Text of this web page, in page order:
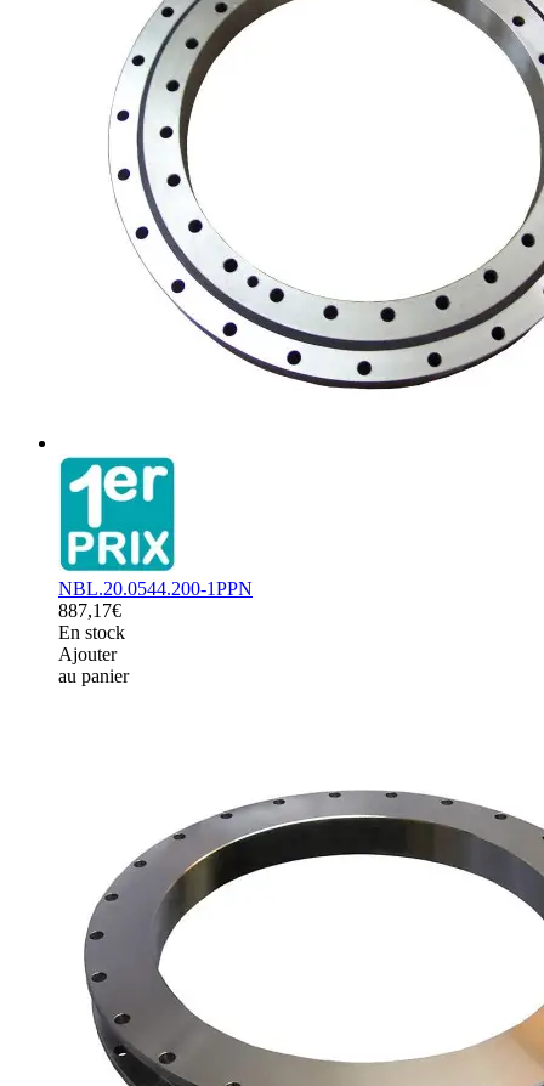
NBL.20.0544.200-1PPN
887,17€
En stock
Ajouter
au panier